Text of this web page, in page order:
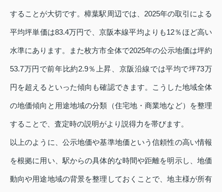
することが大切です。樟葉駅周辺では、2025年の取引による
平均坪単価は83.4万円で、京阪本線平均よりも12％ほど高い
水準にあります。また枚方市全体で2025年の公示地価は坪約
53.7万円で前年比約2.9％上昇、京阪沿線では平均で坪73万
円を超えるといった傾向も確認できます。こうした地域全体
の地価傾向と用途地域の分類（住宅地・商業地など）を整理
することで、査定時の説明がより説得力を帯びます。
以上のように、公示地価や基準地価という信頼性の高い情報
を根拠に用い、駅からの具体的な時間や距離を明示し、地価
動向や用途地域の背景を整理しておくことで、地主様が所有